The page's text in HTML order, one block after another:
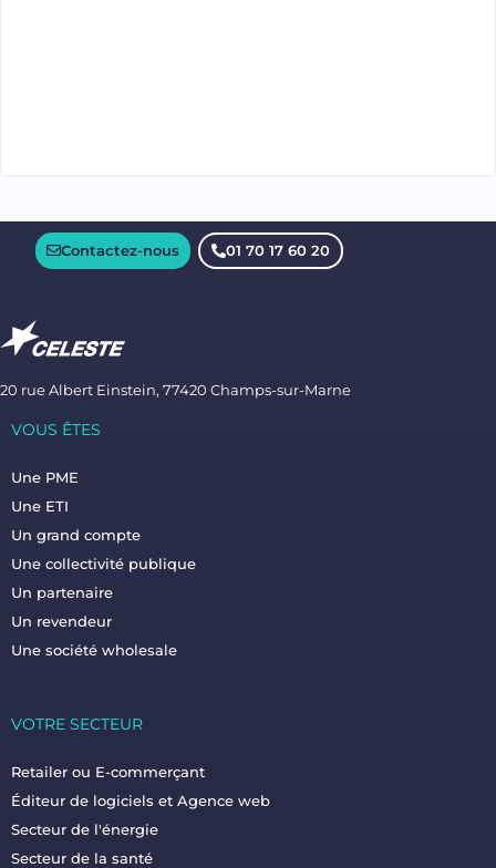
Contactez-nous 01 70 17 60 20
20 rue Albert Einstein, 77420 Champs-sur-Marne
VOUS ÊTES
Une PME
Une ETI
Un grand compte
Une collectivité publique
Un partenaire
Un revendeur
Une société wholesale
VOTRE SECTEUR
Retailer ou E-commerçant
Éditeur de logiciels et Agence web
Secteur de l'énergie
Secteur de la santé